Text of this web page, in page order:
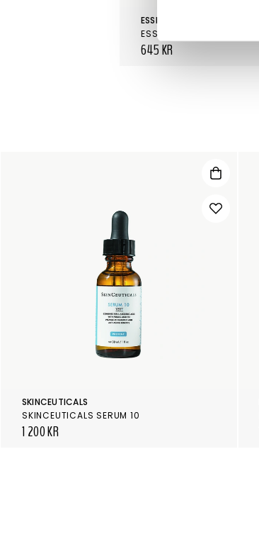
ESSE SKINCARE
ESSE GEL CLEANSER
645 KR
SKINCEUTICALS
SKINCEUTICALS SERUM 10
1 200 KR